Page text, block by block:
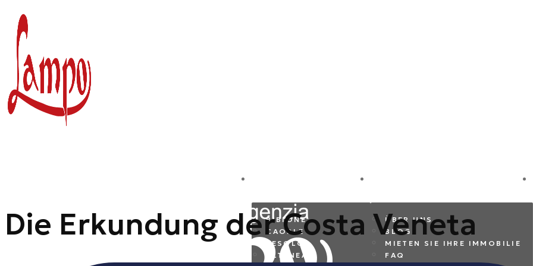
Inhalt
springen
BIBIONE
CAORLE
JESOLO
ALTANEA
ÜBER UNS
BLOG
MIETEN SIE IHRE IMMOBILIE
FAQ
Die Erkundung der Costa Veneta